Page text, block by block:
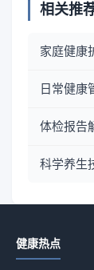
相关推
家庭健康
日常健康
体检报告
科学养生
健康热点